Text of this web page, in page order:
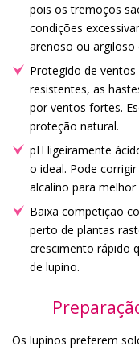
pois os tremoços
condições
arenoso ou argiloso
Protegido de
resistentes, as
por ventos fortes.
proteção natural.
pH ligeiramente
o ideal. Pode
alcalino para
Baixa competição
perto de plantas
crescimento rápido
de lupino.
Os lupinos preferem